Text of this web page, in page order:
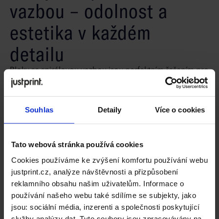
Souhlas Detaily Více o cookies
Tato webová stránka používá cookies
Cookies používáme ke zvýšení komfortu používání webu
justprint.cz, analýze návštěvnosti a přizpůsobení
reklamního obsahu našim uživatelům. Informace o
používání našeho webu také sdílíme se subjekty, jako
jsou: sociální média, inzerenti a společnosti poskytující
vazbou – odolnost a
estetika v každém
detailu
Bloky se spirálovou vazbou jsou perfektním řešením pro
firmy, které chtějí spojit eleganci s funkčností. Vysoce
vizuálně přitažlivými a odolnými proti poškození. Různé
reklamní materiály, které budou profesionálně
Kompletní specifikace